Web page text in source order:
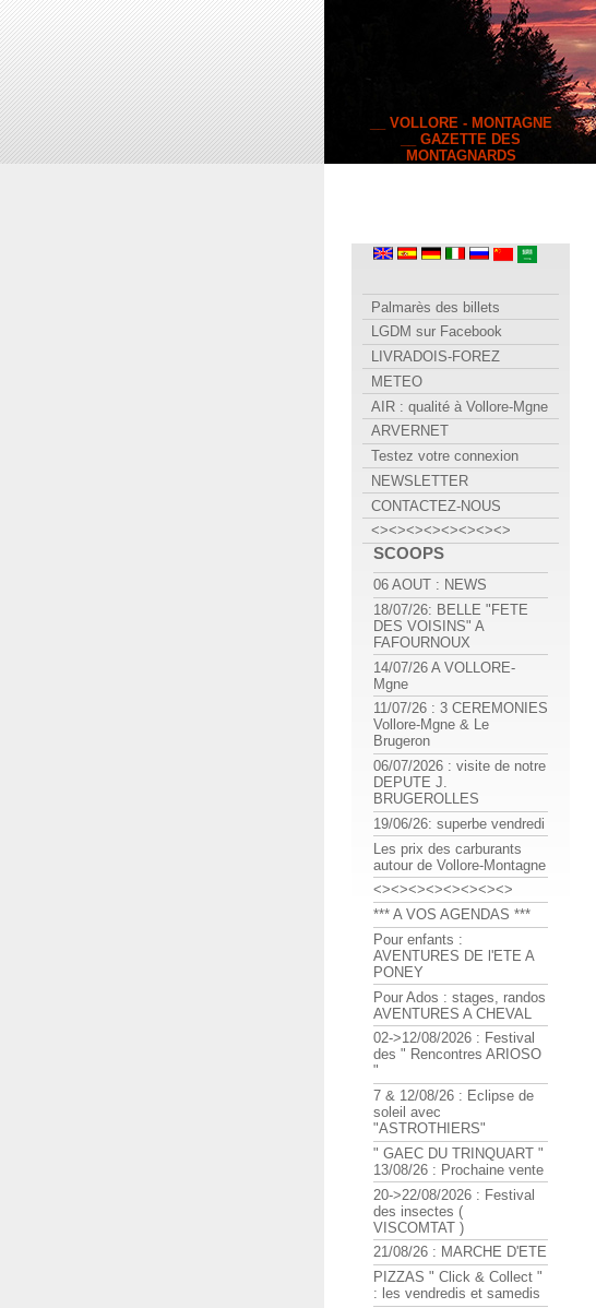
__ VOLLORE - MONTAGNE
__ GAZETTE DES
MONTAGNARDS
Palmarès des billets
LGDM sur Facebook
LIVRADOIS-FOREZ
METEO
AIR : qualité à Vollore-Mgne
ARVERNET
Testez votre connexion
NEWSLETTER
CONTACTEZ-NOUS
<><><><><><><><>
SCOOPS
06 AOUT : NEWS
18/07/26: BELLE "FETE
DES VOISINS" A
FAFOURNOUX
14/07/26 A VOLLORE-
Mgne
11/07/26 : 3 CEREMONIES
Vollore-Mgne & Le
Brugeron
06/07/2026 : visite de notre
DEPUTE J.
BRUGEROLLES
19/06/26: superbe vendredi
Les prix des carburants
autour de Vollore-Montagne
<><><><><><><><>
*** A VOS AGENDAS ***
Pour enfants :
AVENTURES DE l'ETE A
PONEY
Pour Ados : stages, randos
AVENTURES A CHEVAL
02->12/08/2026 : Festival
des " Rencontres ARIOSO
"
7 & 12/08/26 : Eclipse de
soleil avec
"ASTROTHIERS"
" GAEC DU TRINQUART "
13/08/26 : Prochaine vente
20->22/08/2026 : Festival
des insectes (
VISCOMTAT )
21/08/26 : MARCHE D'ETE
PIZZAS " Click & Collect "
: les vendredis et samedis